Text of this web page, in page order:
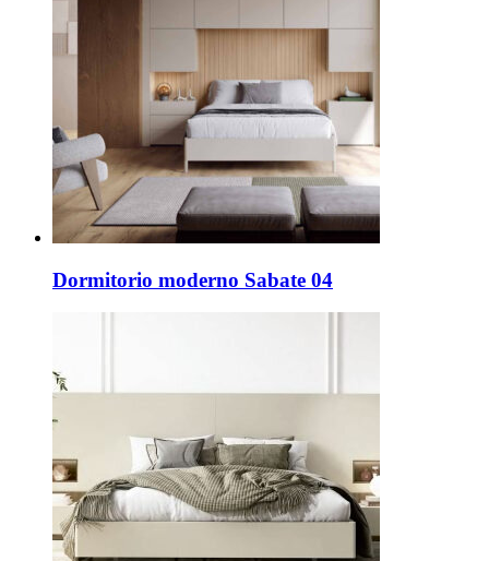
Dormitorio moderno Sabate 04